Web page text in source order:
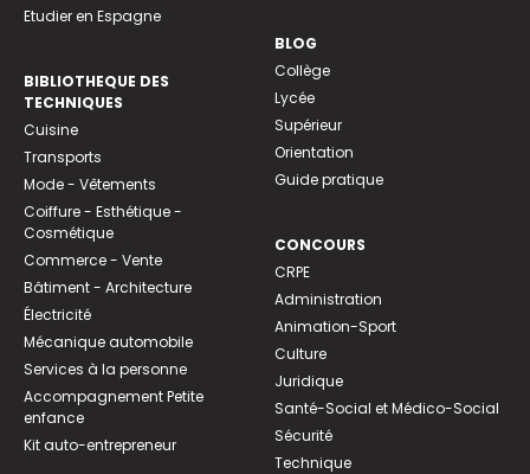
Etudier en Espagne
BIBLIOTHEQUE DES
TECHNIQUES
Cuisine
Transports
Mode - Vêtements
Coiffure - Esthétique -
Cosmétique
Commerce - Vente
Bâtiment - Architecture
Électricité
Mécanique automobile
Services à la personne
Accompagnement Petite
enfance
Kit auto-entrepreneur
BLOG
Collège
Lycée
Supérieur
Orientation
Guide pratique
CONCOURS
CRPE
Administration
Animation-Sport
Culture
Juridique
Santé-Social et Médico-Social
Sécurité
Technique